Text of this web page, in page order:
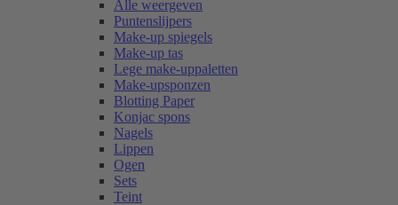
Alle weergeven
Puntenslijpers
Make-up spiegels
Make-up tas
Lege make-uppaletten
Make-upsponzen
Blotting Paper
Konjac spons
Nagels
Lippen
Ogen
Sets
Teint